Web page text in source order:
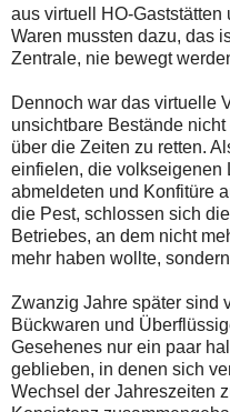
aus virtuell HO-
Waren mussten dazu, das
Zentrale, nie bewegt
Dennoch war das virtuelle
unsichtbare Bestände
über die Zeiten zu retten.
einfielen, die volkseigenen
abmeldeten und Konfitüre
die Pest, schlossen sich
Betriebes, an dem nicht
mehr haben wollte,
Zwanzig Jahre später sind
Bückwaren und
Gesehenes nur ein paar
geblieben, in denen sich
Wechsel der Jahreszeiten